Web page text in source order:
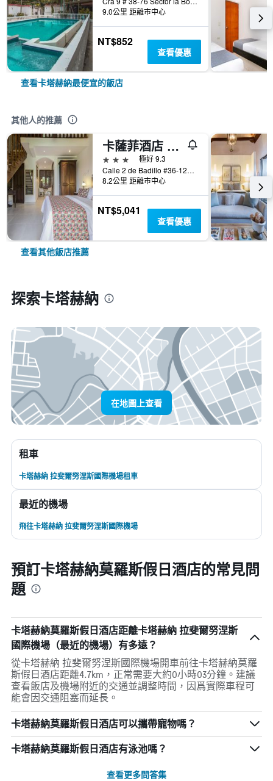
9.0公里 距離市中心
NT$852
查看優惠
查看卡塔赫納最便宜的飯店
其他人的推薦
卡薩菲酒店 - 喀他基那
3星級
極好 9.3
Calle 2 de Badillo #36-125, 卡塔赫納, 哥倫比亞
8.2公里 距離市中心
NT$5,041
查看優惠
查看其他飯店推薦
探索卡塔赫納
在地圖上查看
租車
卡塔赫納 拉斐爾努涅斯國際機場租車
最近的機場
飛往卡塔赫納 拉斐爾努涅斯國際機場
預訂卡塔赫納莫羅斯假日酒店的常見問
題
卡塔赫納莫羅斯假日酒店距離卡塔赫納 拉斐爾努涅斯
國際機場（最近的機場）有多遠？
從卡塔赫納 拉斐爾努涅斯國際機場開車前往卡塔赫納莫羅
斯假日酒店距離4.7km，正常需要大約0小時03分鐘。建議
查看飯店及機場附近的交通並調整時間，因爲實際車程可
能會因交通阻塞而延長。
卡塔赫納莫羅斯假日酒店可以攜帶寵物嗎？
卡塔赫納莫羅斯假日酒店有泳池嗎？
查看更多問答集